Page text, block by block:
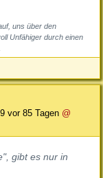
uns über den
Unfähiger durch einen
vor 85 Tagen @
gibt es nur in